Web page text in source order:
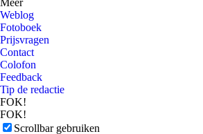
Meer
Weblog
Fotoboek
Prijsvragen
Contact
Colofon
Feedback
Tip de redactie
FOK!
FOK!
Scrollbar gebruiken